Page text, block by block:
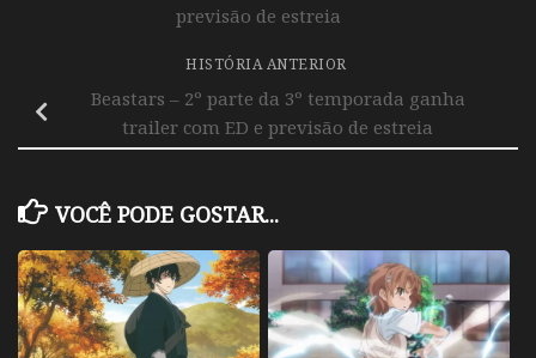
previsão de estreia
HISTÓRIA ANTERIOR
Beastars – 2º parte da 3º temporada ganha
trailer com ED e previsão de estreia
VOCÊ PODE GOSTAR...